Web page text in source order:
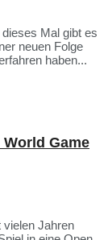
Mal gibt es
neuen Folge
haben...
Game
vielen Jahren